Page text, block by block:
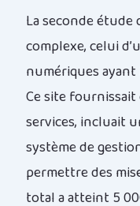
La seconde
complexe, celui
numériques ayant
Ce site
services, incluait
système de
permettre des
total a atteint 5